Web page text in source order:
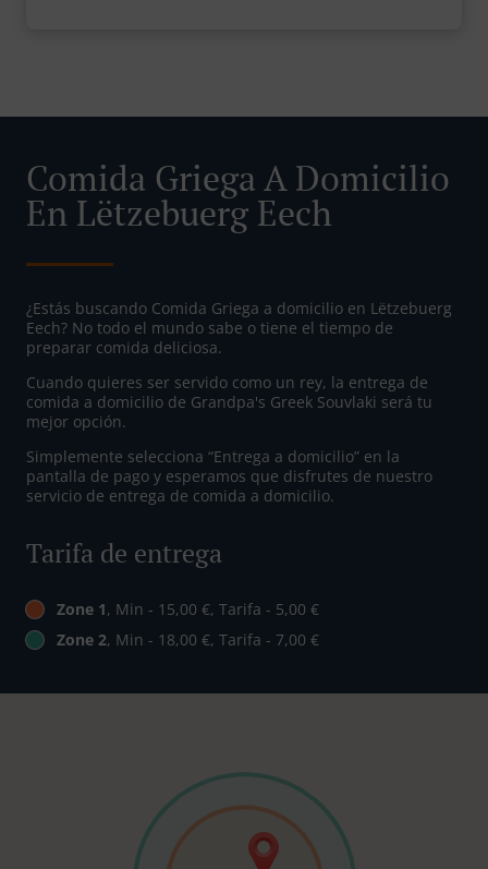
Comida Griega A Domicilio
En Lëtzebuerg Eech
¿Estás buscando Comida Griega a domicilio en Lëtzebuerg
Eech? No todo el mundo sabe o tiene el tiempo de
preparar comida deliciosa.
Cuando quieres ser servido como un rey, la entrega de
comida a domicilio de Grandpa's Greek Souvlaki será tu
mejor opción.
Simplemente selecciona “Entrega a domicilio” en la
pantalla de pago y esperamos que disfrutes de nuestro
servicio de entrega de comida a domicilio.
Tarifa de entrega
Zone 1, Min - 15,00 €, Tarifa - 5,00 €
Zone 2, Min - 18,00 €, Tarifa - 7,00 €